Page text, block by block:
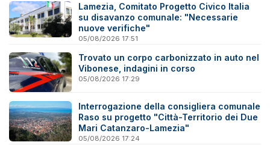
Lamezia, Comitato Progetto Civico Italia
su disavanzo comunale: "Necessarie
nuove verifiche"
05/08/2026 17:51
Trovato un corpo carbonizzato in auto nel
Vibonese, indagini in corso
05/08/2026 17:29
Interrogazione della consigliera comunale
Raso su progetto "Città-Territorio dei Due
Mari Catanzaro-Lamezia"
05/08/2026 17:24